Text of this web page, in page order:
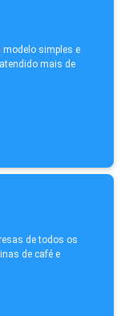
modelo simples e
mais de
de todos os
de café e